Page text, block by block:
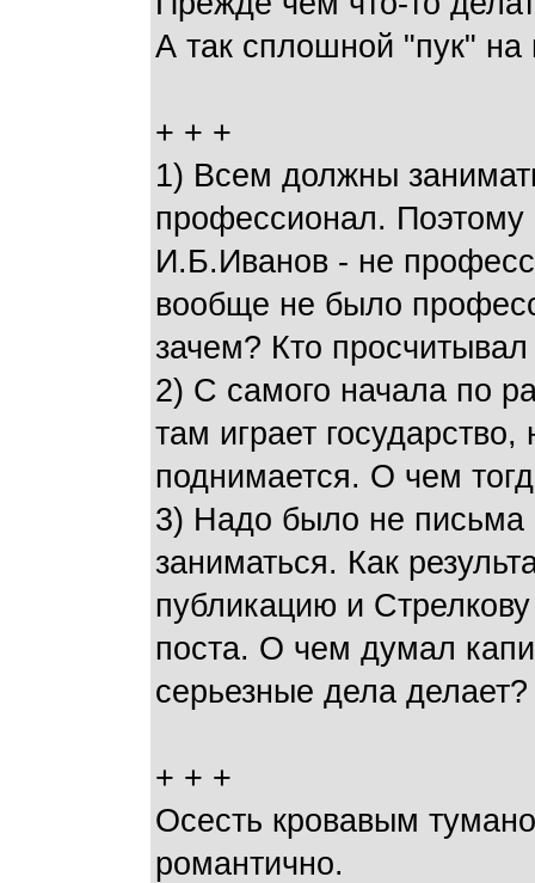
А так сплошной "пук" на
+ + +
1) Всем должны
профессионал. Поэтому
И.Б.Иванов - не
вообще не было
зачем? Кто просчитывал
2) С самого начала по
там играет
поднимается. О чем
3) Надо было не письма
заниматься. Как
публикацию и
поста. О чем думал
серьезные дела делает?
+ + +
Осесть кровавым
романтично.